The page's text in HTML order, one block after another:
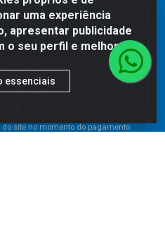
uma experiência
apresentar publicidade
o seu perfil e melhorar a
essenciais
pagamento e frete são válidos
pelo site. Caso haja
site no momento do pagamento.